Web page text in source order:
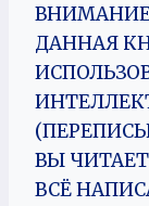
ДАННАЯ
ВЫ
ВСЁ